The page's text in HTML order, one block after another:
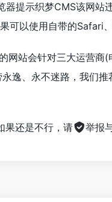
提示织梦CMS该网
可以使用自带的Safari
网站会针对三大运营
逸、永不迷路，我们
果还是不行，请 举报